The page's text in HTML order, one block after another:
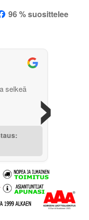
96 % suosittelee
selkeä
›